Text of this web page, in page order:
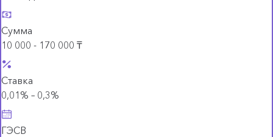
Сумма
10 000 - 170 000 ₸
Ставка
0,01% – 0,3%
ГЭСВ